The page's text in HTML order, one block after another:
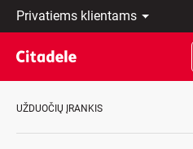
Privatiems
klientams
Verslo
klientams
Private
Apie
lt
LT
EN
UŽDUOČIŲ ĮRANKIS